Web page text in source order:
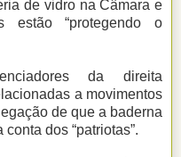
de vidro na Câmara e
estão “protegendo o
da direita
a movimentos
de que a baderna
dos “patriotas”.